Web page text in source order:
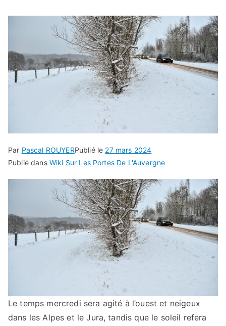
Par Pascal ROUYERPublié le 27 mars 2024
Publié dans Wiki Sur Les Portes De L'Auvergne
Le temps mercredi sera agité à l’ouest et neigeux
dans les Alpes et le Jura, tandis que le soleil refera